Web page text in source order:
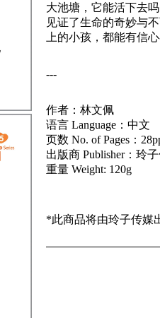
大池塘，它能活下去
见证了生命的奇妙与
上的小孩，都能有信
---
作者：林文佩
语言 Language：中文
页数 No. of Pages：
出版商 Publisher：玲
重量 Weight: 120g
*此商品将由玲子传媒